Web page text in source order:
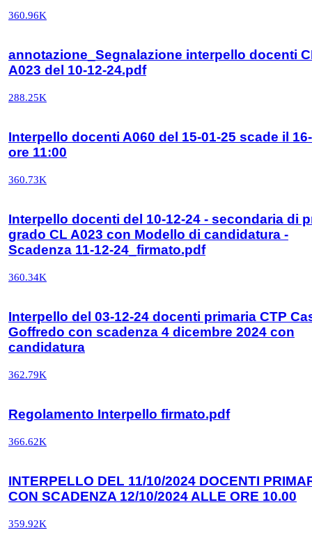
360.96K
annotazione_Segnalazione interpello docenti
A023 del 10-12-24.pdf
288.25K
Interpello docenti A060 del 15-01-25 scade il
ore 11:00
360.73K
Interpello docenti del 10-12-24 - secondaria di
grado CL A023 con Modello di candidatura -
Scadenza 11-12-24_firmato.pdf
360.34K
Interpello del 03-12-24 docenti primaria CTP
Goffredo con scadenza 4 dicembre 2024 con
candidatura
362.79K
Regolamento Interpello firmato.pdf
366.62K
INTERPELLO DEL 11/10/2024 DOCENTI
CON SCADENZA 12/10/2024 ALLE ORE 10.00
359.92K